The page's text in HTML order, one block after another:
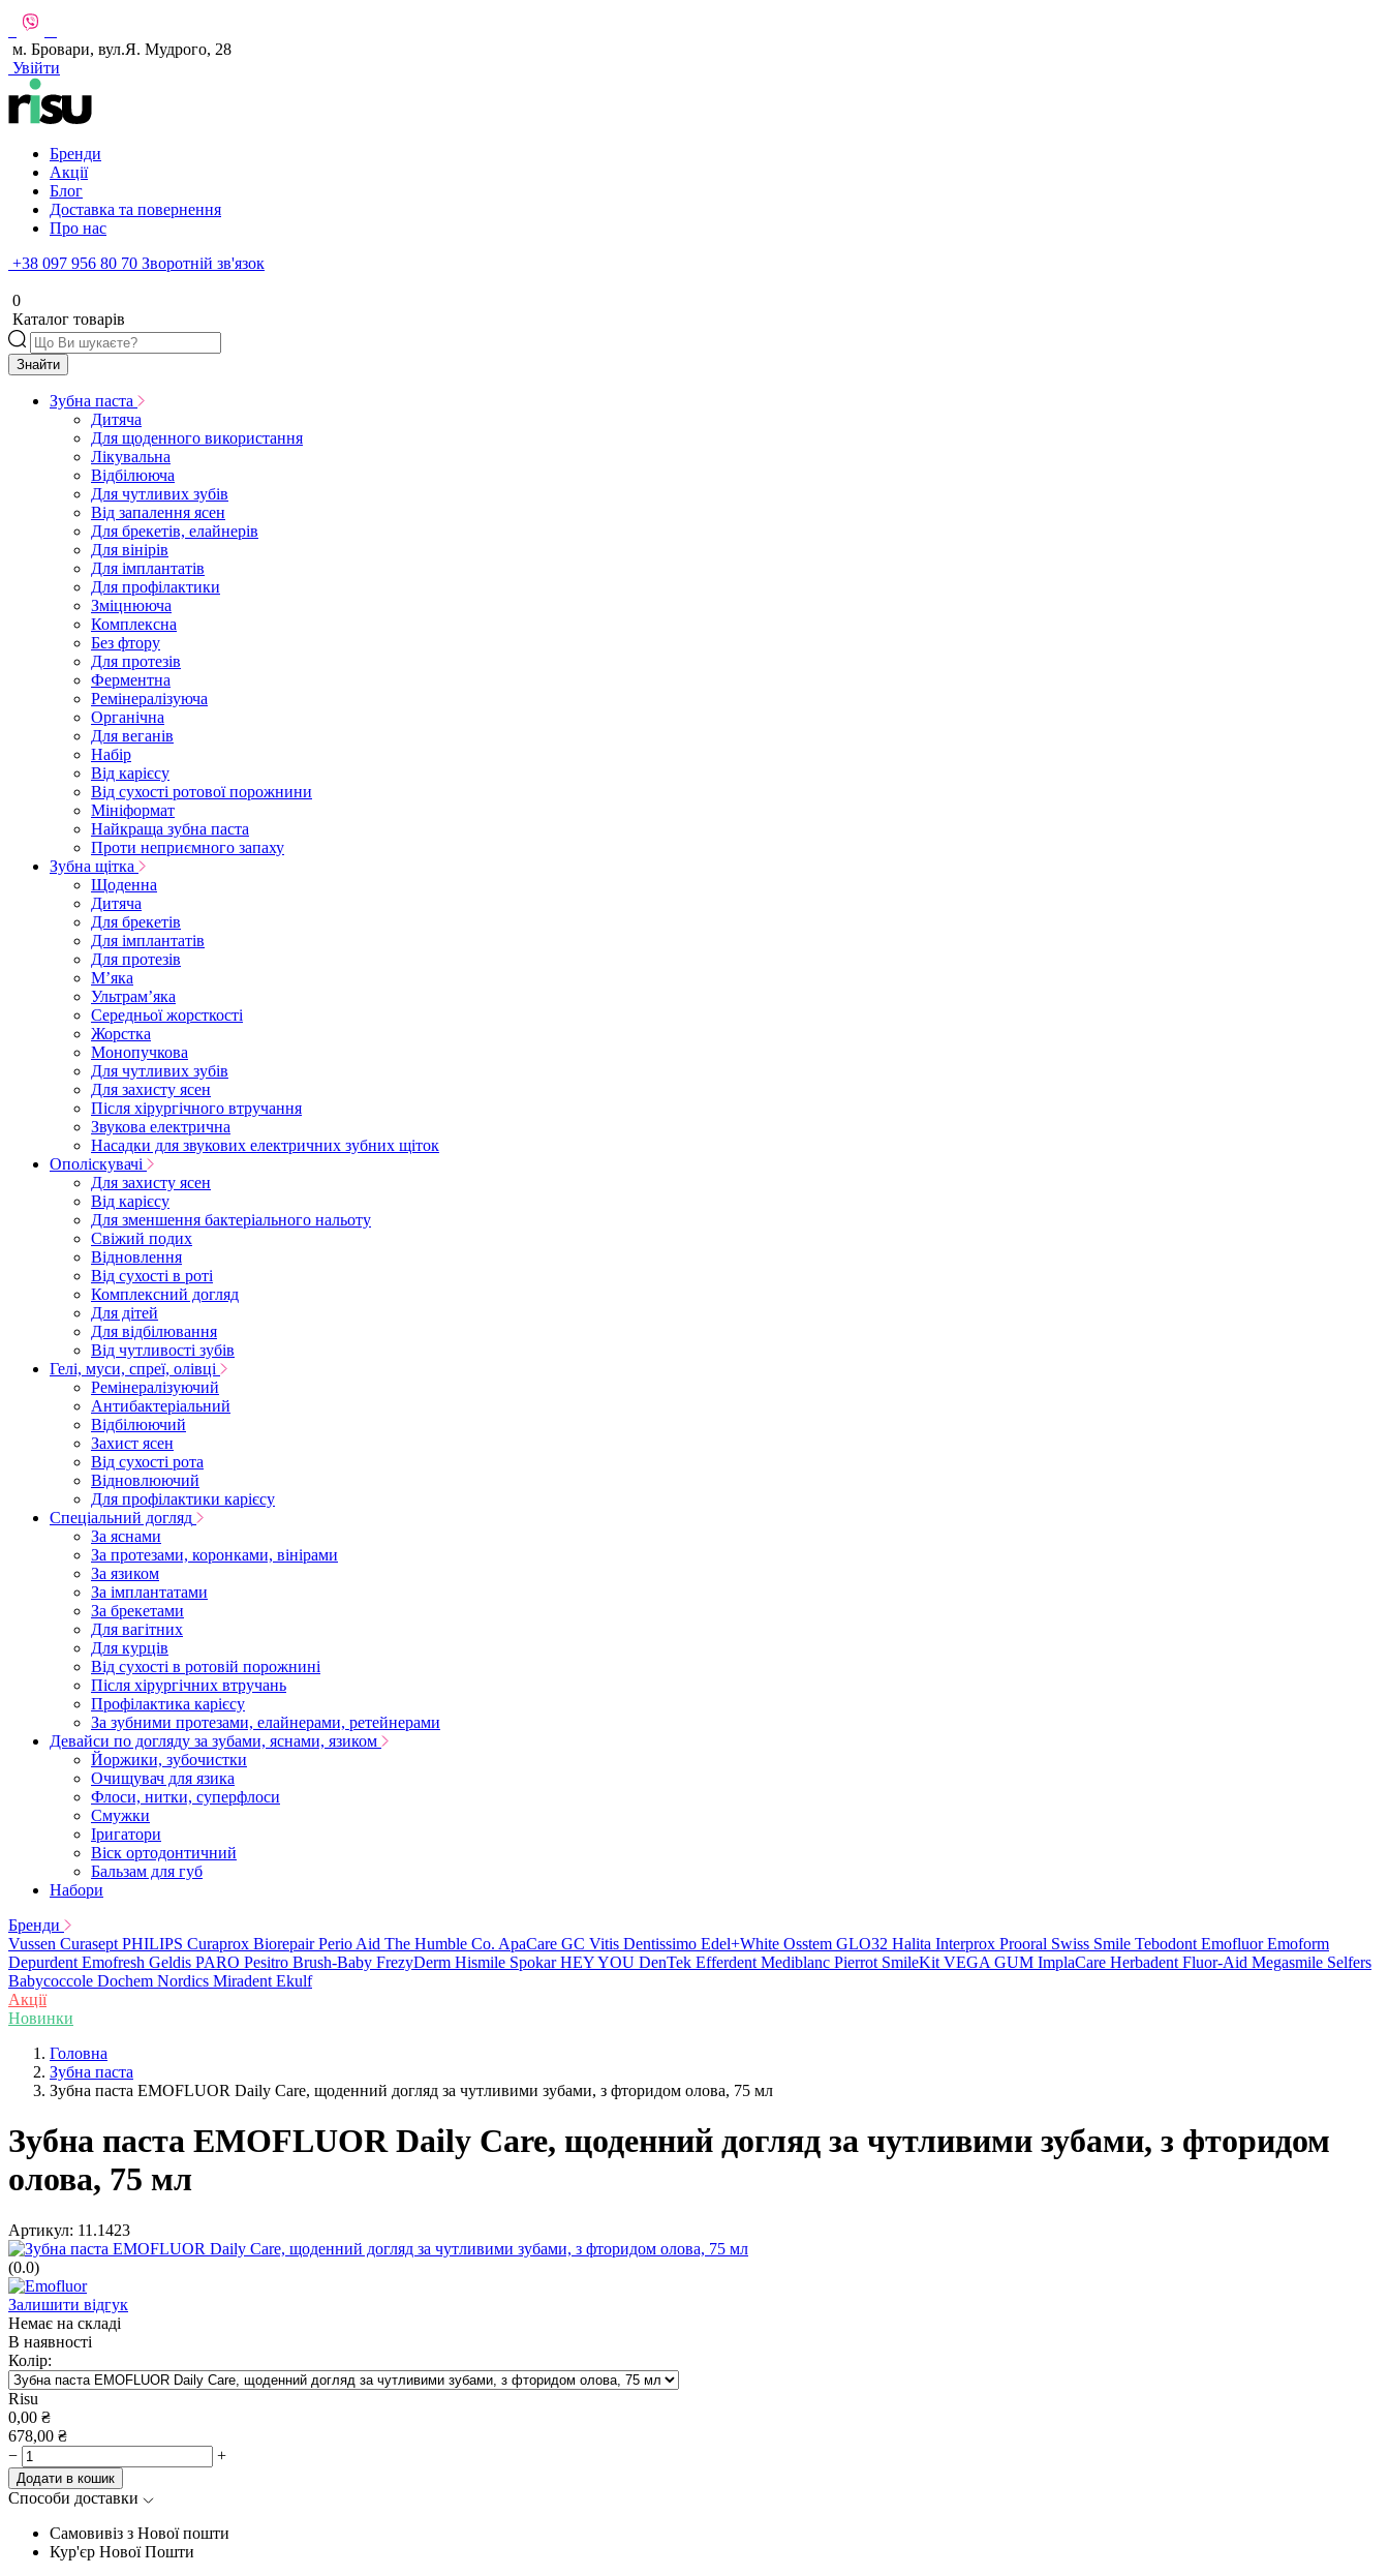
м. Бровари, вул.Я. Мудрого, 28
Увійти
Бренди
Акції
Блог
Доставка та повернення
Про нас
+38 097 956 80 70 Зворотній зв'язок
0
Каталог товарів
Знайти
Зубна паста
Дитяча
Для щоденного використання
Лікувальна
Відбілююча
Для чутливих зубів
Від запалення ясен
Для брекетів, елайнерів
Для вінірів
Для імплантатів
Для профілактики
Зміцнююча
Комплексна
Без фтору
Для протезів
Ферментна
Ремінералізуюча
Органічна
Для веганів
Набір
Від карієсу
Від сухості ротової порожнини
Мініформат
Найкраща зубна паста
Проти неприємного запаху
Зубна щітка
Щоденна
Дитяча
Для брекетів
Для імплантатів
Для протезів
Мʼяка
Ультрамʼяка
Середньої жорсткості
Жорстка
Монопучкова
Для чутливих зубів
Для захисту ясен
Після хірургічного втручання
Звукова електрична
Насадки для звукових електричних зубних щіток
Ополіскувачі
Для захисту ясен
Від карієсу
Для зменшення бактеріального нальоту
Свіжий подих
Відновлення
Від сухості в роті
Комплексний догляд
Для дітей
Для відбілювання
Від чутливості зубів
Гелі, муси, спреї, олівці
Ремінералізуючий
Антибактеріальний
Відбілюючий
Захист ясен
Від сухості рота
Відновлюючий
Для профілактики карієсу
Спеціальний догляд
За яснами
За протезами, коронками, вінірами
За язиком
За імплантатами
За брекетами
Для вагітних
Для курців
Від сухості в ротовій порожнині
Після хірургічних втручань
Профілактика карієсу
За зубними протезами, елайнерами, ретейнерами
Девайси по догляду за зубами, яснами, язиком
Йоржики, зубочистки
Очищувач для язика
Флоси, нитки, суперфлоси
Смужки
Іригатори
Віск ортодонтичний
Бальзам для губ
Набори
Бренди
Vussen Curasept PHILIPS Curaprox Biorepair Perio Aid The Humble Co. ApaCare GC Vitis Dentissimo Edel+White Osstem GLO32 Halita Interprox Prooral Swiss Smile Tebodont Emofluor Emoform
Depurdent Emofresh Geldis PARO Pesitro Brush-Baby FrezyDerm Hismile Spokar HEY YOU DenTek Efferdent Mediblanc Pierrot SmileKit VEGA GUM ImplaCare Herbadent Fluor-Aid Megasmile Selfers
Babycoccole Dochem Nordics Miradent Ekulf
Акції
Новинки
Головна
Зубна паста
Зубна паста EMOFLUOR Daily Care, щоденний догляд за чутливими зубами, з фторидом олова, 75 мл
Зубна паста EMOFLUOR Daily Care, щоденний догляд за чутливими зубами, з фторидом
олова, 75 мл
Артикул: 11.1423
(0.0)
Залишити відгук
Немає на складі
В наявності
Колір:
Risu
0,00 ₴
678,00 ₴
−
+
Додати в кошик
Способи доставки
Самовивіз з Нової пошти
Кур'єр Нової Пошти